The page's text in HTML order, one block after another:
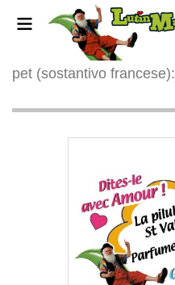
pet (sostantivo francese):